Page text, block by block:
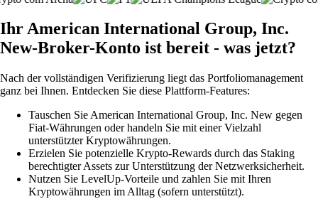
Ihr American International Group, Inc.
New-Broker-Konto ist bereit - was jetzt?
Nach der vollständigen Verifizierung liegt das Portfoliomanagement
ganz bei Ihnen. Entdecken Sie diese Plattform-Features:
Tauschen Sie American International Group, Inc. New gegen
Fiat-Währungen oder handeln Sie mit einer Vielzahl
unterstützter Kryptowährungen.
Erzielen Sie potenzielle Krypto-Rewards durch das Staking
berechtigter Assets zur Unterstützung der Netzwerksicherheit.
Nutzen Sie LevelUp-Vorteile und zahlen Sie mit Ihren
Kryptowährungen im Alltag (sofern unterstützt).